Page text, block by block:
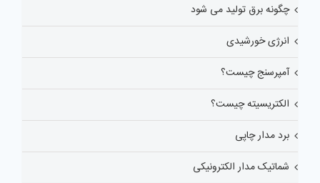
چگونه برق تولید می شود
انرژی خورشیدی
آمپرسنج چیست؟
الکتریسیته چیست؟
برد مدار چاپی
شماتیک مدار الکترونیکی